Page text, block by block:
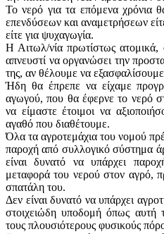
Το νερό για τα επόμενα χρόνια
επενδύσεων και αναμετρήσεων
είτε για ψυχαγωγία.
Η Αιτωλ/νία πρωτίστως ατομικά,
απνευστί να οργανώσει την
της, αν θέλουμε να
Ήδη θα έπρεπε να είχαμε
αγωγού, που θα έφερνε το νερό
να είμαστε έτοιμοι να
αγαθό που διαθέτουμε.
Όλα τα αγροτεμάχια του νομού
παροχή από συλλογικό σύστημα
είναι δυνατό να υπάρχει
μεταφορά του νερού στον αγρό,
σπατάλη του.
Δεν είναι δυνατό να υπάρχει
στοιχειώδη υποδομή όπως
τους πλουσιότερους φυσικούς